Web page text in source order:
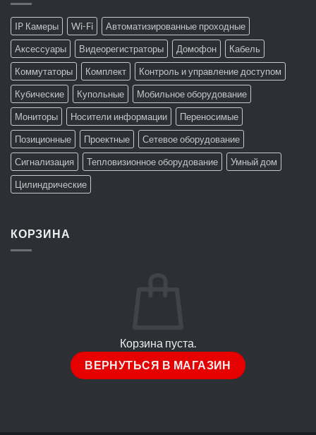
IP Камеры Wi-Fi
Автоматизированные проходные
Аксессуары
Видеорегистраторы Домофон
Кабель
Коммутаторы
Комплект
Контроль и управление доступом
Кубические
Купольные
Мобильное оборудование
Мониторы
Носители информации
Переносимые
Позиционные
Проектные
Сетевое оборудование
Сигнализация
Тепловизионное оборудование
Умный дом
Цилиндрические
КОРЗИНА
Корзина пуста.
ВЕРНУТЬСЯ В МАГАЗИН